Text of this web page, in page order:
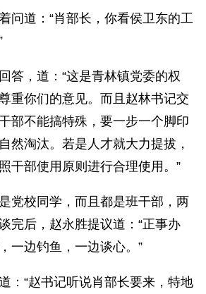
道：“肖部长，你看侯卫东的工
，道：“这是青林镇党委的权
重你们的意见。而且赵林书记交
部不能搞特殊，要一步一个脚印
然淘汰。若是人才就大力提拔，
干部使用原则进行合理使用。”
校同学，而且都是班干部，两
完后，赵永胜提议道：“正事办
一边钓鱼，一边谈心。”
“赵书记听说肖部长要来，特地